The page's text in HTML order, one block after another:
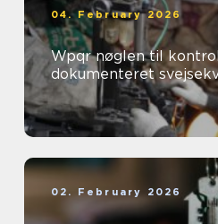
04. February 2026
Wpqr nøglen til kontrolleret og
dokumenteret
02. February 2026